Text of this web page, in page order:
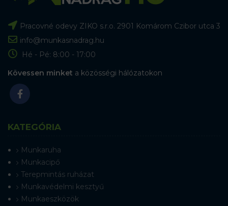
Pracovné odevy ZIKO s.r.o. 2901 Komárom Czibor utca 3
info@munkasnadrag.hu
Hé - Pé: 8:00 - 17:00
Kövessen minket a közösségi hálózatokon
KATEGÓRIA
Munkaruha
Munkacipő
Terepmintás ruházat
Munkavédelmi kesztyű
Munkaeszközök